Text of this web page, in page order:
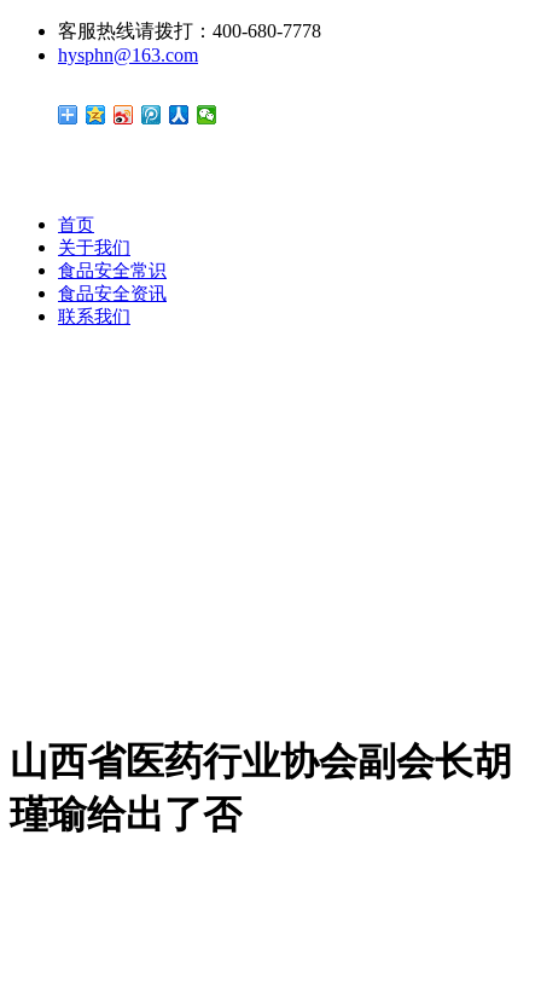
客服热线请拨打：400-680-7778
hysphn@163.com
首页
关于我们
食品安全常识
食品安全资讯
联系我们
山西省医药行业协会副会长胡
瑾瑜给出了否